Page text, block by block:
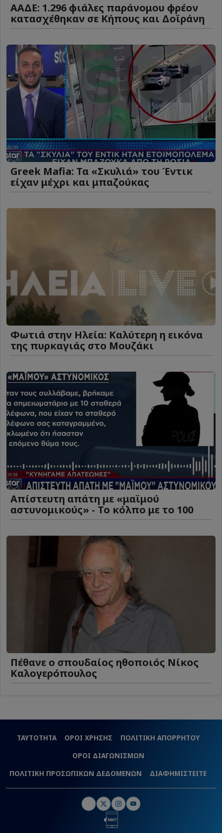
ΑΑΔΕ: 1.296 φιάλες παράνομου φρέον
κατασχέθηκαν σε Κήπους και Δοϊράνη
Greek Mafia: Τα «Σκυλιά» του Έντικ
είχαν μέχρι και μπαζούκας
Φωτιά στην Ηλεία: Καλύτερη η εικόνα
της πυρκαγιάς στο Μουζάκι
Απίστευτη απάτη με «μαϊμού
αστυνομικούς» - Το κόλπο με το 100
Πέθανε ο σπουδαίος ηθοποιός Νίκος
Καλογερόπουλος
ΤΑΥΤΟΤΗΤΑ ΟΡΟΙ ΧΡΗΣΗΣ
ΠΟΛΙΤΙΚΗ ΑΠΟΡΡΗΤΟΥ
ΟΡΟΙ ΔΙΑΓΩΝΙΣΜΩΝ
ΠΟΛΙΤΙΚΗ ΠΡΟΣΩΠΙΚΩΝ ΔΕΔΟΜΕΝΩΝ
ΔΙΑΦΗΜΙΣΤΕΙΤΕ